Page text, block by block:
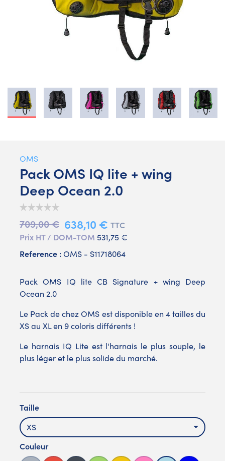
OMS
Pack OMS IQ lite + wing
Deep Ocean 2.0
709,00 € 638,10 € TTC
Prix HT / DOM-TOM 531,75 €
Reference :OMS - S11718064
Pack OMS IQ lite CB Signature + wing Deep
Ocean 2.0
Le Pack de chez OMS est disponible en 4 tailles du
XS au XL en 9 coloris différents !
Le harnais IQ Lite est l'harnais le plus souple, le
plus léger et le plus solide du marché.
Taille
XS
Couleur